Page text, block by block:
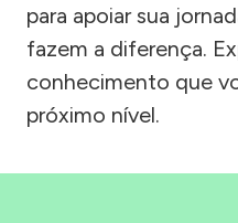
para apoiar sua
fazem a diferença.
conhecimento que
próximo nível.